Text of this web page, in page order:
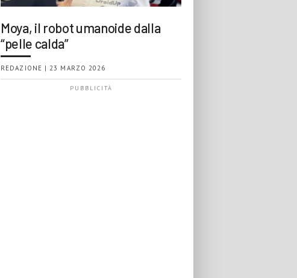
Moya, il robot umanoide dalla
“pelle calda”
REDAZIONE | 23 MARZO 2026